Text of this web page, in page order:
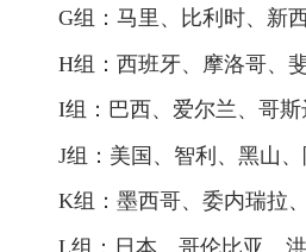
G组：马里、比利时、新
H组：西班牙、摩洛哥、
I组：巴西、爱尔兰、哥
J组：美国、智利、黑山
K组：墨西哥、委内瑞拉
L组：日本、哥伦比亚、